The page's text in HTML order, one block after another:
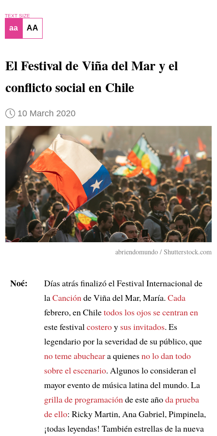
TEXT SIZE
aa AA
El Festival de Viña del Mar y el
conflicto social en Chile
10 March 2020
abriendomundo / Shutterstock.com
Noé:
Días atrás finalizó el Festival Internacional de
laCanción de Viña del Mar, María. Cada
febrero, en Chiletodos los ojos se centran en
este festival costeroy sus invitados. Es
legendario por la severidad de su público, que
no teme abucheara quienesno lo dan todo
sobre el escenario. Algunos lo consideran el
mayor evento de música latina del mundo. La
grilla de programación de este añoda prueba
de ello: Ricky Martin, Ana Gabriel, Pimpinela,
¡todas leyendas! También estrellas de la nueva